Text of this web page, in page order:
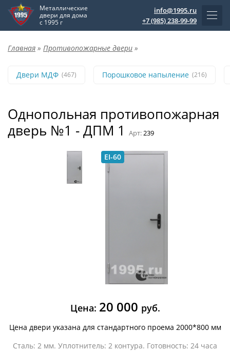
Металлические
двери для дома
с 1995 г
info@1995.ru
+7 (985) 238-99-99
Главная » Противопожарные двери »
Двери МДФ (467) Порошковое напыление (216)
Однопольная противопожарная
дверь №1 - ДПМ 1
Арт:239
EI-60
Цена: 20 000 руб.
Цена двери указана для стандартного проема 2000*800 мм
Сталь: 2 мм. Уплотнитель: 2 контура. Готовность: 24 часа